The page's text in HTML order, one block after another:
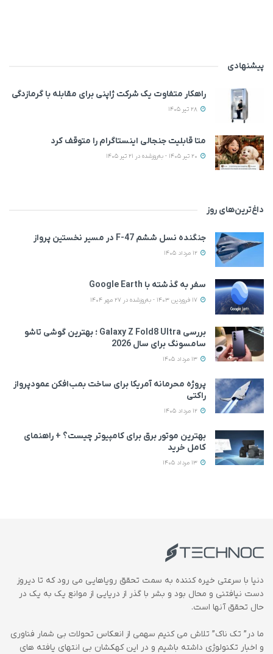
پیشنهادی
راهکار متفاوت یک شرکت ژاپنی برای مقابله با گرمازدگی
متا قابلیت جنجالی اینستاگرام را متوقف کرد
داغ‌ترین‌های روز
جنگنده نسل ششم F-47 در مسیر نخستین پرواز
سفر به گذشته با Google Earth
بررسی Galaxy Z Fold8 Ultra ؛ بهترین گوشی تاشو
سامسونگ برای سال 2026
پروژه محرمانه آمریکا برای ساخت بمب‌افکن عمودپرواز
راکتی
بهترین موتور برق برای کامپیوتر چیست؟ + راهنمای
کامل خرید
دنیا با سرعتی خیره کننده به سمت تحقق رویاهایی می رود که تا دیروز
دست نیافتنی و محال بود و بشر با گذر از دریایی از موانع یک به یک در
حال تحقق آنها است.
ما در” تک ناک” تلاش می کنیم سهمی از انعکاس تحولات بی شمار فناوری
و اخبار تکنولوژی داشته باشیم و در این کهکشان بی انتهای یافته های